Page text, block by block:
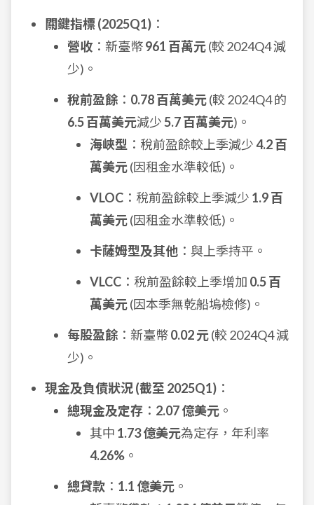
關鍵指標 (2025Q1) ：
營收 ：新臺幣961 百萬元(較 2024Q4 減
少)。
稅前盈餘 ： 0.78 百萬美元(較 2024Q4 的
6.5 百萬美元減少5.7 百萬美元)。
海峽型 ：稅前盈餘較上季減少4.2 百
萬美元(因租金水準較低)。
VLOC ：稅前盈餘較上季減少 1.9 百
萬美元(因租金水準較低)。
卡薩姆型及其他 ：與上季持平。
VLCC ：稅前盈餘較上季增加 0.5 百
萬美元(因本季無乾船塢檢修)。
每股盈餘 ：新臺幣0.02 元(較 2024Q4 減
少)。
現金及負債狀況 (截至 2025Q1) ：
總現金及定存 ： 2.07 億美元 。
其中 1.73 億美元為定存，年利率
4.26% 。
總貸款 ： 1.1 億美元 。